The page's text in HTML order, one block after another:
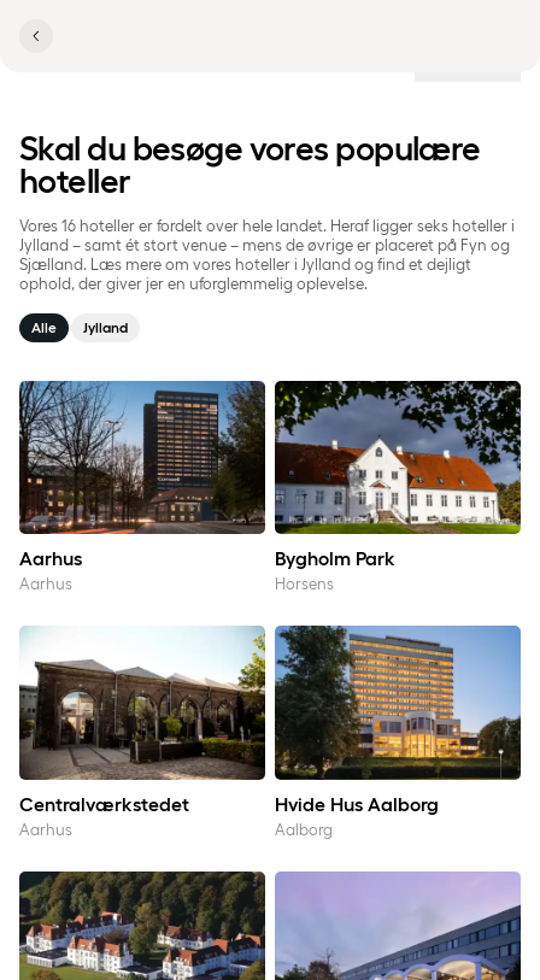
Skal du besøge vores populære
hoteller
Vores 16 hoteller er fordelt over hele landet. Heraf ligger seks hoteller i
Jylland – samt ét stort venue – mens de øvrige er placeret på Fyn og
Sjælland. Læs mere om vores hoteller i Jylland og find et dejligt
ophold, der giver jer en uforglemmelig oplevelse.
Alle Jylland
Aarhus
Aarhus
Aarhus
Bygholm Park
Bygholm Park
Horsens
Centralværkstedet
Centralværkstedet
Aarhus
Hvide Hus Aalborg
Hvide Hus Aalborg
Aalborg
Kellers Park